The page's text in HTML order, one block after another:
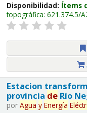
Disponibilidad: Ítems
topográfica: 621.374.5/
Estacion
provincia deRío
por Agua y Energía